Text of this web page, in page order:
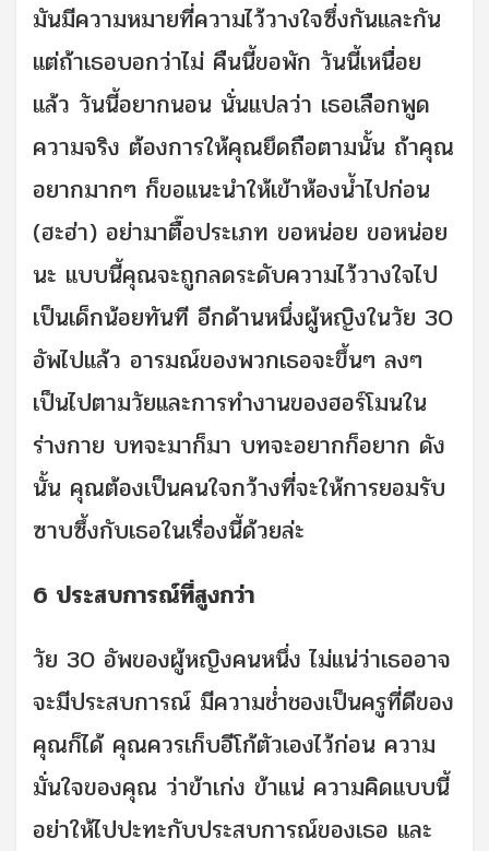
มันมีความหมายที่ความไว้วางใจซึ่งกันและกัน
แต่ถ้าเธอบอกว่าไม่ คืนนี้ขอพัก วันนี้เหนื่อย
แล้ว วันนี้อยากนอน นั่นแปลว่า เธอเลือกพูด
ความจริง ต้องการให้คุณยึดถือตามนั้น ถ้าคุณ
อยากมากๆ ก็ขอแนะนำให้เข้าห้องน้ำไปก่อน
(ฮะฮ่า) อย่ามาตื๊อประเภท ขอหน่อย ขอหน่อย
นะ แบบนี้คุณจะถูกลดระดับความไว้วางใจไป
เป็นเด็กน้อยทันที อีกด้านหนึ่งผู้หญิงในวัย 30
อัพไปแล้ว อารมณ์ของพวกเธอจะขึ้นๆ ลงๆ
เป็นไปตามวัยและการทำงานของฮอร์โมนใน
ร่างกาย บทจะมาก็มา บทจะอยากก็อยาก ดัง
นั้น คุณต้องเป็นคนใจกว้างที่จะให้การยอมรับ
ซาบซึ้งกับเธอในเรื่องนี้ด้วยล่ะ
6 ประสบการณ์ที่สูงกว่า
วัย 30 อัพของผู้หญิงคนหนึ่ง ไม่แน่ว่าเธออาจ
จะมีประสบการณ์ มีความช่ำชองเป็นครูที่ดีของ
คุณก็ได้ คุณควรเก็บอีโก้ตัวเองไว้ก่อน ความ
มั่นใจของคุณ ว่าข้าเก่ง ข้าแน่ ความคิดแบบนี้
อย่าให้ไปปะทะกับประสบการณ์ของเธอ และ